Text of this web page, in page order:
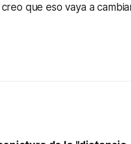
que eso vaya a